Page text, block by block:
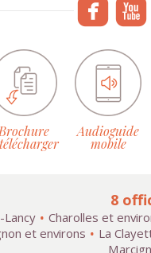
Brochure Audioguide
mobile
8
Lancy Charolles et
et environs
La